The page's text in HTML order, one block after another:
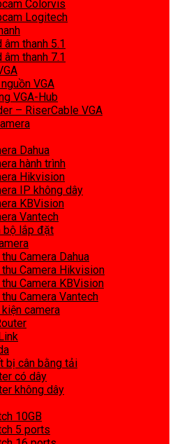
Colorvis
Logitech
âm thanh 5.1
âm thanh 7.1
VGA
VGA-Hub
– RiserCable VGA
Dahua
hành trình
Hikvision
IP không dây
KBVision
Vantech
bộ lắp đặt
Camera Dahua
Camera Hikvision
Camera KBVision
Camera Vantech
camera
bị cân bằng tải
có dây
không dây
10GB
5 ports